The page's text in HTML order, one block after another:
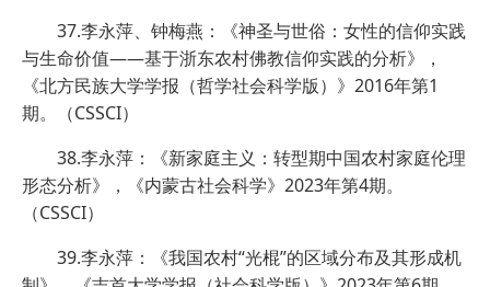
37.李永萍、钟梅燕：《神圣与世俗：女性的信仰实践
与生命价值——基于浙东农村佛教信仰实践的分析》，
《北方民族大学学报（哲学社会科学版）》2016年第1
期。（CSSCI）
38.李永萍：《新家庭主义：转型期中国农村家庭伦理
形态分析》，《内蒙古社会科学》2023年第4期。
（CSSCI）
39.李永萍：《我国农村“光棍”的区域分布及其形成机